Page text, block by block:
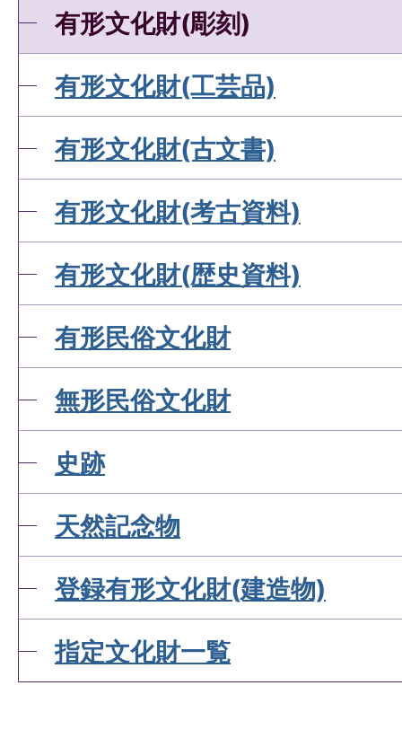
有形文化財(彫刻)
有形文化財(工芸品)
有形文化財(古文書)
有形文化財(考古資料)
有形文化財(歴史資料)
有形民俗文化財
無形民俗文化財
史跡
天然記念物
登録有形文化財(建造物)
指定文化財一覧